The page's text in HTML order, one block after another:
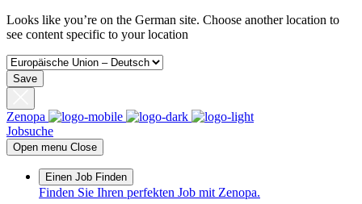
Looks like you’re on the German site. Choose another location to
see content specific to your location
Save
Zenopa
Jobsuche
Open menu Close
Einen Job Finden
Finden Sie Ihren perfekten Job mit Zenopa.